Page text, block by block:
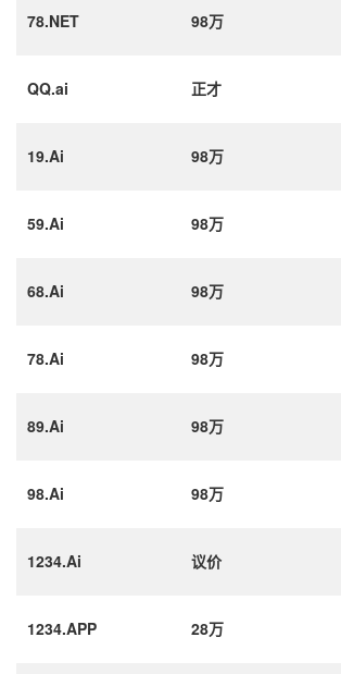
78.NET 98万
QQ.ai 正才
19.Ai 98万
59.Ai 98万
68.Ai 98万
78.Ai 98万
89.Ai 98万
98.Ai 98万
1234.Ai 议价
1234.APP 28万